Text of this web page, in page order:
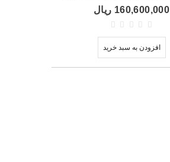
160,600,000 ریال
افزودن به سبد خرید